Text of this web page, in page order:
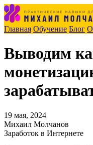
Главная Обучение Блог
Выводим
19 мая, 2024
Михаил Молчанов
Заработок в Интернете